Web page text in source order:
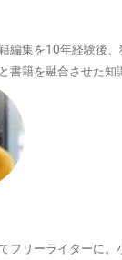
編集を10年経験後
書籍を融合させた知
フリーライターに。